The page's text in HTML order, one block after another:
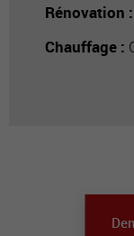
Rénovation :
Chauffage :